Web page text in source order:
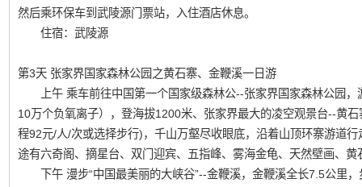
然后乘环保车到武陵源门票站，入住酒店休息。
住宿：武陵源
第3天 张家界国家森林公园之黄石寨、金鞭溪一日游
上午 乘车前往中国第一个国家级森林公--张家界国家森林公园，
10万个负氧离子），登海拔1200米、张家界最大的凌空观景台--黄
程92元/人/次或选择步行)，千山万壑尽收眼底，沿着山顶环寨游道
途有六奇阁、摘星台、双门迎宾、五指峰、雾海金龟、天然壁画、
下午 漫步“中国最美丽的大峡谷”--金鞭溪，金鞭溪全长7.5公里，